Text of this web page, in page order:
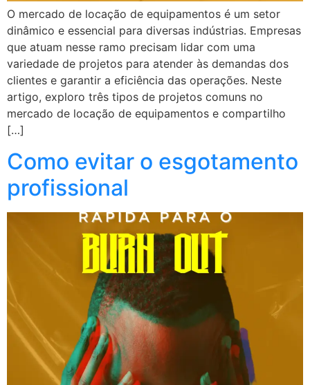
O mercado de locação de equipamentos é um setor
dinâmico e essencial para diversas indústrias. Empresas
que atuam nesse ramo precisam lidar com uma
variedade de projetos para atender às demandas dos
clientes e garantir a eficiência das operações. Neste
artigo, exploro três tipos de projetos comuns no
mercado de locação de equipamentos e compartilho
[…]
Como evitar o esgotamento
profissional